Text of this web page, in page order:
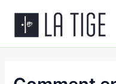
contenu